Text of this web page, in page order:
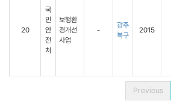
20
국
민
안
전
처
보행환
경개선
사업
-
광주
북구
2015
Previous